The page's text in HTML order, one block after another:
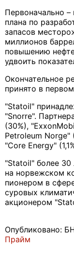
Первоначально
плана по
запасов
миллионов
повышению
удвоить
Окончательное
принято в
"Statoil"
"Snorre".
(30%),
Petroleum Norge"
"Core Energy"
"Statoil" более 30
на норвежском
пионером в
суровых
акционером
Опубликовано:
Прайм